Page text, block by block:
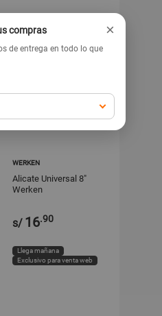
WERKEN
Alicate Universal 8"
Werken
s/ 16.90
Llega mañana
Exclusivo para venta web
compras ×
de entrega en todo lo que